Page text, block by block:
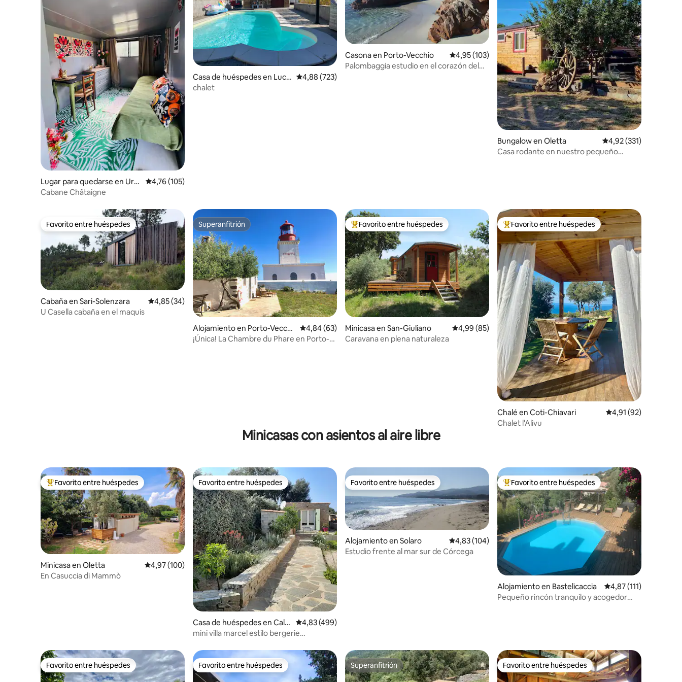
Lugar para quedarse en Urta
ca
Calificación promedio: 4,76 de 5. 105 evaluaciones
4,76 (105)
Cabane Châtaigne
Casa de huéspedes en Lucci
ana
Calificación promedio: 4,88 de 5. 723 evaluaciones
4,88 (723)
chalet
Casona en Porto-Vecchio Calificación promedio: 4,95 de 5. 103 evaluaciones
4,95 (103)
Palombaggia estudio en el corazón del
Bungalow en Oletta Calificación promedio:
4,92 (331)
Casa rodante en nuestro pequeño
Favorito entre huéspedes
Favorito entre huéspedes
Cabaña en Sari-Solenzara Calificación promedio: 4,85 de 5. 34 evaluaciones
4,85 (34)
U Casella cabaña en el maquis
Superanfitrión
Superanfitrión
Alojamiento en Porto-Vecchi
o
Calificación promedio: 4,84 de 5. 63 evaluaciones
4,84 (63)
¡Única! La Chambre du Phare en Porto-
Favorito entre los huéspedes más destacados
Favorito entre huéspedes
Minicasa en San-Giuliano Calificación promedio: 4,99 de 5. 85 evaluaciones
4,99 (85)
Caravana en plena naturaleza
Favorito entre los huéspedes más destacados
Favorito entre huéspedes
Chalé en Coti-Chiavari Calificación
4,91 (92)
Chalet l'Alivu
Minicasas con asientos al aire libre
Favorito entre los huéspedes más destacados
Favorito entre huéspedes
Minicasa en Oletta Calificación promedio: 4,97 de 5. 100 evaluaciones
4,97 (100)
En Casuccia di Mammò
Favorito entre huéspedes
Favorito entre huéspedes
Casa de huéspedes en Cale
nzana
Calificación promedio: 4,83 de 5. 499 evaluaciones
4,83 (499)
mini villa marcel estilo bergerie
Favorito entre huéspedes
Favorito entre huéspedes
Alojamiento en Solaro Calificación promedio: 4,83 de 5. 104 evaluaciones
4,83 (104)
Estudio frente al mar sur de Córcega
Favorito entre los huéspedes más destacados
Favorito entre huéspedes
Alojamiento en Bastelicaccia Calificación promedio:
4,87 (111)
Pequeño rincón tranquilo y acogedor
Favorito entre huéspedes
Favorito entre huéspedes Favorito entre huéspedes
Favorito entre huéspedes Superanfitrión
Superanfitrión Favorito entre huéspedes
Favorito entre huéspedes